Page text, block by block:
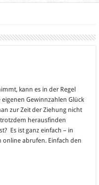
kann es in der Regel
Gewinnzahlen Glück
zur Zeit der Ziehung nicht
herausfinden
Es ist ganz einfach – in
online abrufen. Einfach den